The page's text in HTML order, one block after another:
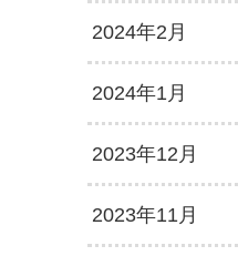
2024年2月
2024年1月
2023年12月
2023年11月